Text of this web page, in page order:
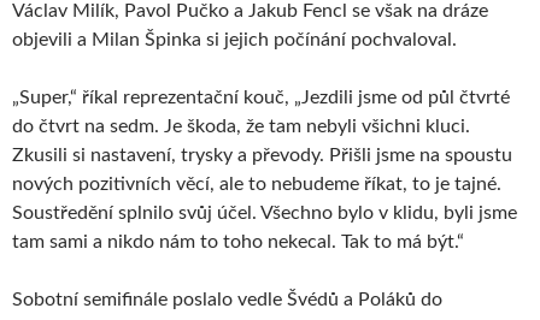
Václav Milík, Pavol Pučko a Jakub Fencl se však na dráze
objevili a Milan Špinka si jejich počínání pochvaloval.
„Super,“ říkal reprezentační kouč, „Jezdili jsme od půl čtvrté
do čtvrt na sedm. Je škoda, že tam nebyli všichni kluci.
Zkusili si nastavení, trysky a převody. Přišli jsme na spoustu
nových pozitivních věcí, ale to nebudeme říkat, to je tajné.
Soustředění splnilo svůj účel. Všechno bylo v klidu, byli jsme
tam sami a nikdo nám to toho nekecal. Tak to má být.“
Sobotní semifinále poslalo vedle Švédů a Poláků do